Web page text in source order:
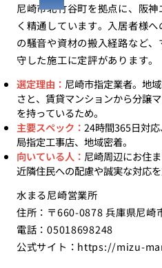
尼崎市北竹谷町を拠点に、阪
く精通しています。入居者様
の騒音や資材の搬入経路など
守した施工に定評があります。
選定理由： 尼崎市指定業者。地
さと、賃貸マンションから分譲
を持っているため。
主要スペック： 24時間365日対
局指定工事店、地域密着。
向いている人： 尼崎周辺にお住
近隣住民への配慮や誠実な対応を
水まる尼崎営業所
住所：〒660-0878 兵庫県尼崎
電話：05018698248
公式サイト： https://mizu-